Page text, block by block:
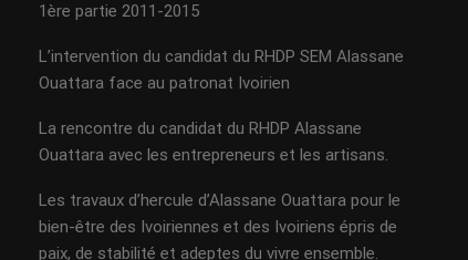
1ère partie 2011-2015
L’intervention du candidat du RHDP SEM Alassane
Ouattara face au patronat Ivoirien
La rencontre du candidat du RHDP Alassane
Ouattara avec les entrepreneurs et les artisans.
Les travaux d’hercule d’Alassane Ouattara pour le
bien-être des Ivoiriennes et des Ivoiriens épris de
paix, de stabilité et adeptes du vivre ensemble.